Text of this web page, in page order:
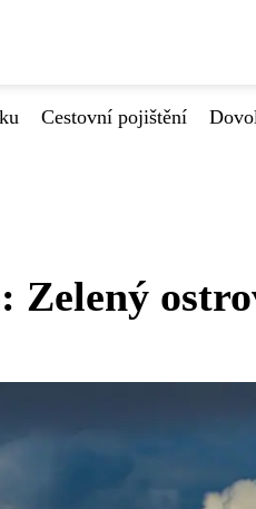
Cestovní pojištění
Zelený